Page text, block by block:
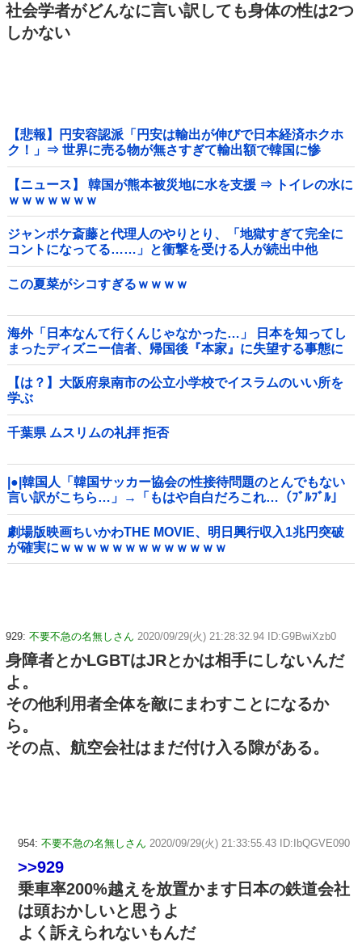
社会学者がどんなに言い訳しても身体の性は2つ
しかない
【悲報】円安容認派「円安は輸出が伸びで日本経済ホクホ
ク！」⇒ 世界に売る物が無さすぎて輸出額で韓国に惨
敗・・・
【ニュース】 韓国が熊本被災地に水を支援 ⇒ トイレの水に
ｗｗｗｗｗｗｗ
ジャンポケ斎藤と代理人のやりとり、「地獄すぎて完全に
コントになってる……」と衝撃を受ける人が続出中他
この夏菜がシコすぎるｗｗｗｗ
海外「日本なんて行くんじゃなかった…」 日本を知ってし
まったディズニー信者、帰国後『本家』に失望する事態に
【は？】大阪府泉南市の公立小学校でイスラムのいい所を
学ぶ
千葉県 ムスリムの礼拝 拒否
|●|韓国人「韓国サッカー協会の性接待問題のとんでもない
言い訳がこちら…」→「もはや自白だろこれ…（ﾌﾞﾙﾌﾞﾙ」
＝韓国の反応
劇場版映画ちいかわTHE MOVIE、明日興行収入1兆円突破
が確実にｗｗｗｗｗｗｗｗｗｗｗｗｗ
929: 不要不急の名無しさん 2020/09/29(火) 21:28:32.94 ID:G9BwiXzb0
身障者とかLGBTはJRとかは相手にしないんだ
よ。
その他利用者全体を敵にまわすことになるか
ら。
その点、航空会社はまだ付け入る隙がある。
954: 不要不急の名無しさん 2020/09/29(火) 21:33:55.43 ID:IbQGVE090
>>929
乗車率200%越えを放置かます日本の鉄道会社
は頭おかしいと思うよ
よく訴えられないもんだ